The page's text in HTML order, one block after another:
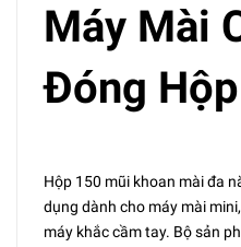
Máy Mài
Đóng
Hộp 150 mũi khoan mài đa
dụng dành cho máy mài
máy khắc cầm tay. Bộ sản